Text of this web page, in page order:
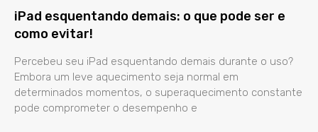
iPad esquentando demais: o que pode ser e
como evitar!
Percebeu seu iPad esquentando demais durante o uso?
Embora um leve aquecimento seja normal em
determinados momentos, o superaquecimento constante
pode comprometer o desempenho e